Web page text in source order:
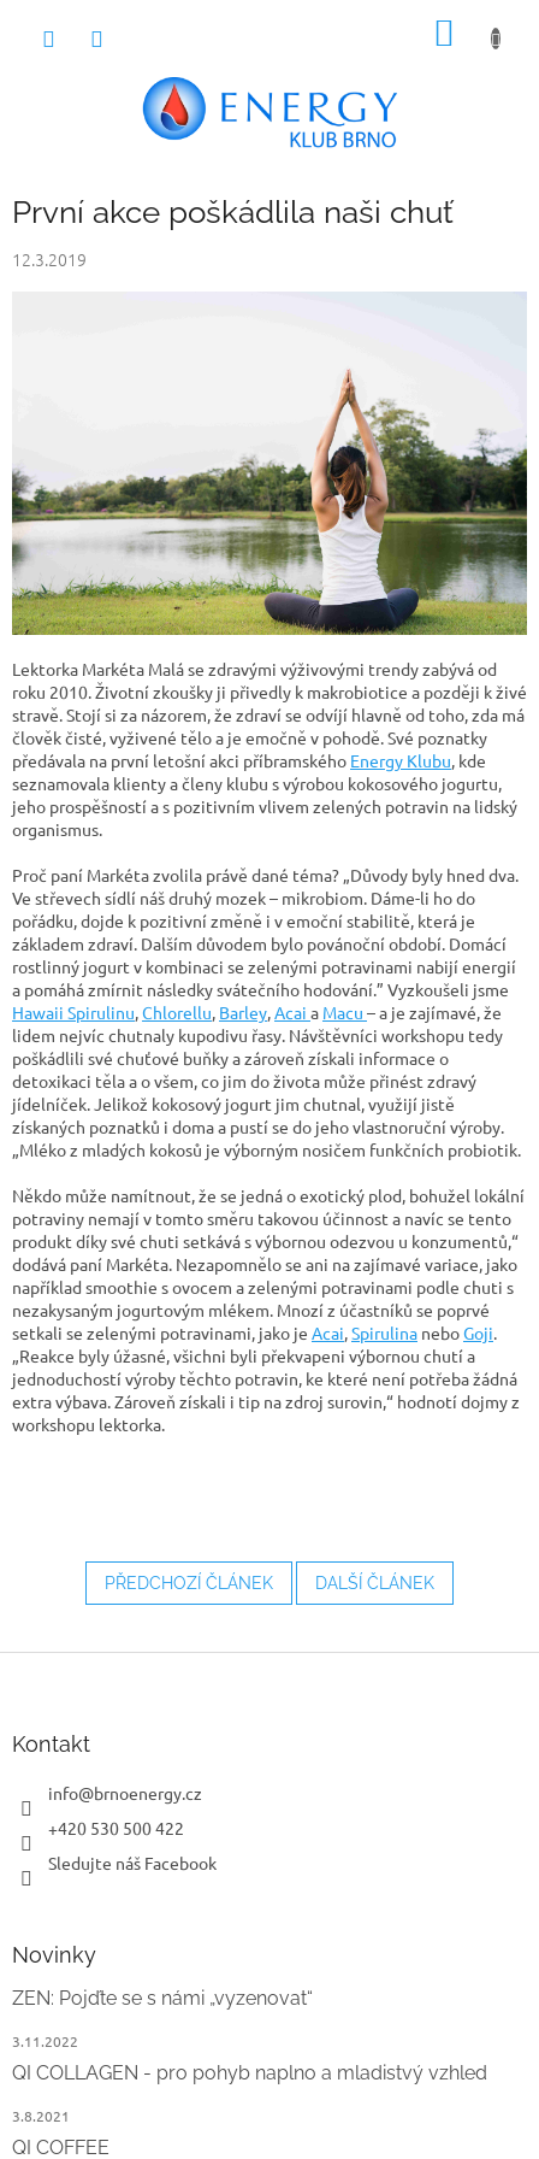
První akce poškádlila naši chuť
12.3.2019
Lektorka Markéta Malá se zdravými výživovými trendy zabývá od
roku 2010. Životní zkoušky ji přivedly k makrobiotice a později k živé
stravě. Stojí si za názorem, že zdraví se odvíjí hlavně od toho, zda má
člověk čisté, vyživené tělo a je emočně v pohodě. Své poznatky
předávala na první letošní akci příbramského Energy Klubu, kde
seznamovala klienty a členy klubu s výrobou kokosového jogurtu,
jeho prospěšností a s pozitivním vlivem zelených potravin na lidský
organismus.
Proč paní Markéta zvolila právě dané téma? „Důvody byly hned dva.
Ve střevech sídlí náš druhý mozek – mikrobiom. Dáme-li ho do
pořádku, dojde k pozitivní změně i v emoční stabilitě, která je
základem zdraví. Dalším důvodem bylo povánoční období. Domácí
rostlinný jogurt v kombinaci se zelenými potravinami nabijí energií
a pomáhá zmírnit následky svátečního hodování.” Vyzkoušeli jsme
Hawaii Spirulinu,Chlorellu, Barley,Acai a Macu – a je zajímavé, že
lidem nejvíc chutnaly kupodivu řasy. Návštěvníci workshopu tedy
poškádlili své chuťové buňky a zároveň získali informace o
detoxikaci těla a o všem, co jim do života může přinést zdravý
jídelníček. Jelikož kokosový jogurt jim chutnal, využijí jistě
získaných poznatků i doma a pustí se do jeho vlastnoruční výroby.
„Mléko z mladých kokosů je výborným nosičem funkčních probiotik.
Někdo může namítnout, že se jedná o exotický plod, bohužel lokální
potraviny nemají v tomto směru takovou účinnost a navíc se tento
produkt díky své chuti setkává s výbornou odezvou u konzumentů,“
dodává paní Markéta. Nezapomnělo se ani na zajímavé variace, jako
například smoothie s ovocem a zelenými potravinami podle chuti s
nezakysaným jogurtovým mlékem. Mnozí z účastníků se poprvé
setkali se zelenými potravinami, jako je Acai,Spirulina neboGoji.
„Reakce byly úžasné, všichni byli překvapeni výbornou chutí a
jednoduchostí výroby těchto potravin, ke které není potřeba žádná
extra výbava. Zároveň získali i tip na zdroj surovin,“ hodnotí dojmy z
workshopu lektorka.
PŘEDCHOZÍ ČLÁNEK DALŠÍ ČLÁNEK
Kontakt
info@brnoenergy.cz
+420 530 500 422
Sledujte náš Facebook
Novinky
ZEN: Pojďte se s námi „vyzenovat“
3.11.2022
QI COLLAGEN - pro pohyb naplno a mladistvý vzhled
3.8.2021
QI COFFEE